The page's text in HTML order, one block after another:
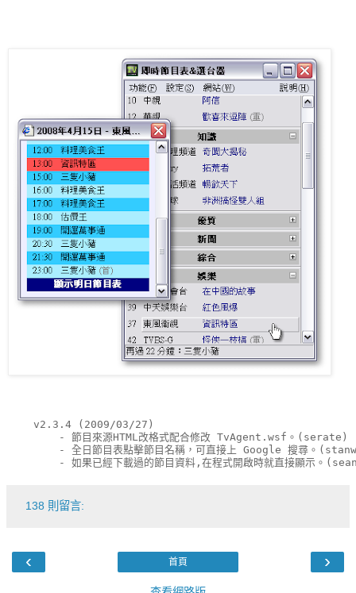
    v2.3.4 (2009/03/27)
        - 節目來源HTML改格式配合修改 TvAgent.wsf。(serate)
- 全日節目表點擊節目名稱，可直接上 Google 搜尋。
- 如果已經下載過的節目資料,在程式開啟時就直接顯示。
138 則留言:
‹ ›
首頁